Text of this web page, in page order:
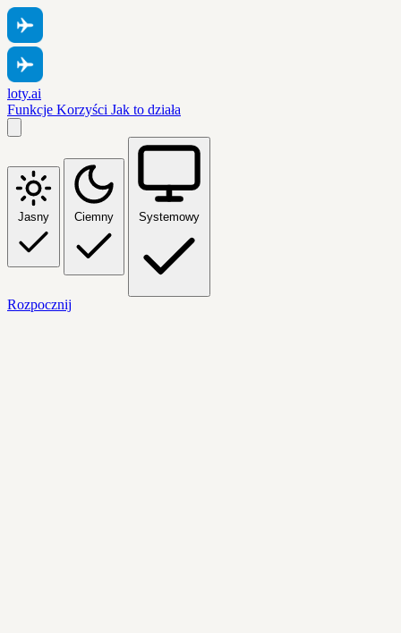
loty.ai
Funkcje Korzyści Jak to działa
Jasny Ciemny Systemowy
Rozpocznij